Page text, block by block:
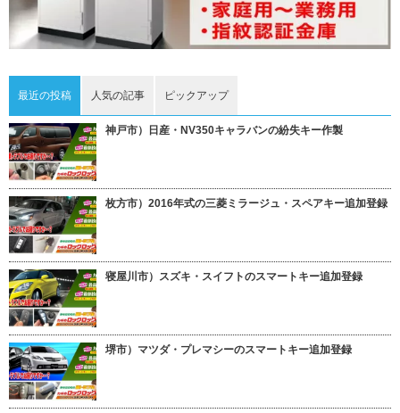
最近の投稿 人気の記事 ピックアップ
神戸市）日産・NV350キャラバンの紛失キー作製
枚方市）2016年式の三菱ミラージュ・スペアキー追加登録
寝屋川市）スズキ・スイフトのスマートキー追加登録
堺市）マツダ・プレマシーのスマートキー追加登録